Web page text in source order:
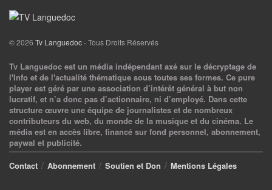
© 2026 Tv Languedoc- Tous Droits Réservés
Tv Languedoc est un média indépendant axé sur le décryptage de
l'Info et de l'actualité thématique sous toutes ses formes. Ce pure
player est géré par une association d’intérêt général à but non
lucratif, et n’a donc pas d’actionnaire, ni d’employé. Dans cette
structure œuvre une équipe de journalistes et de nombreux
contributeurs du web, du monde de la musique et du cinéma. Le
média est en accès libre, financé sur fond personnel, abonnement,
paywal et publicité.
Contact
Abonnement Soutien et Don Mentions Légales